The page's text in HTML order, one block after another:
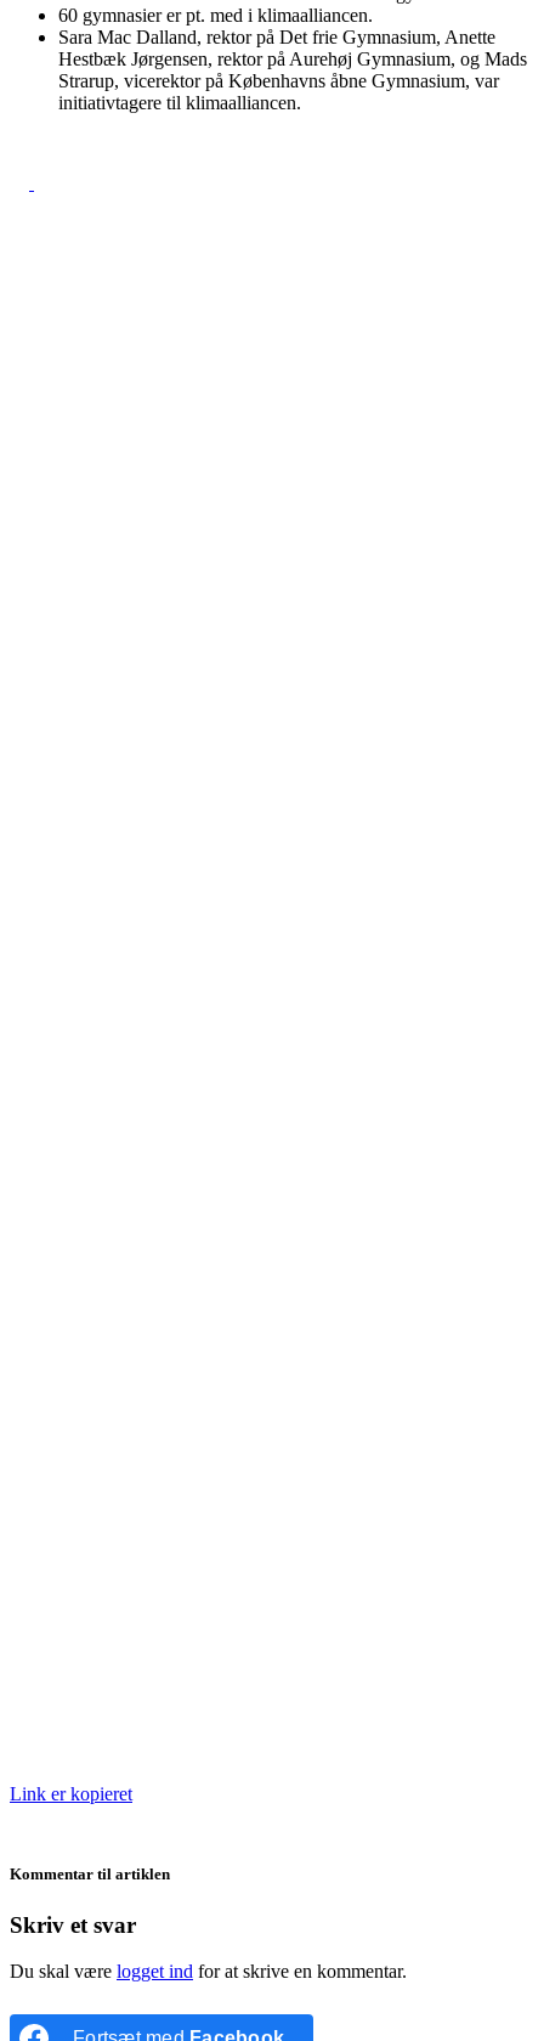
60 gymnasier er pt. med i klimaalliancen.
Sara Mac Dalland, rektor på Det frie Gymnasium, Anette
Hestbæk Jørgensen, rektor på Aurehøj Gymnasium, og Mads
Strarup, vicerektor på Københavns åbne Gymnasium, var
initiativtagere til klimaalliancen.
Link er kopieret
Kommentar til artiklen
Skriv et svar
Du skal være logget ind for at skrive en kommentar.